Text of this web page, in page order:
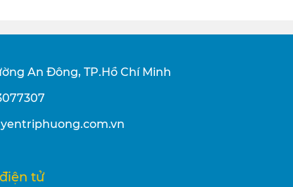
An Đông, TP.Hồ Chí Minh
tử